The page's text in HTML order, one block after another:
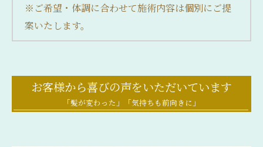
※ご希望・体調に合わせて施術内容は個別にご提
案いたします。
お客様から喜びの声をいただいています
「髪が変わった」「気持ちも前向きに」